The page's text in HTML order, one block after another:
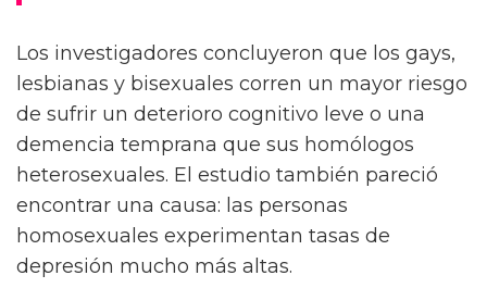
Los investigadores concluyeron que los gays,
lesbianas y bisexuales corren un mayor riesgo
de sufrir un deterioro cognitivo leve o una
demencia temprana que sus homólogos
heterosexuales. El estudio también pareció
encontrar una causa: las personas
homosexuales experimentan tasas de
depresión mucho más altas.